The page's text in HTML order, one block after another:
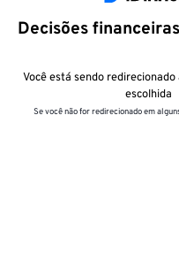
Decisões
Você está sendo
escolhida
Se você não for redirecionado em